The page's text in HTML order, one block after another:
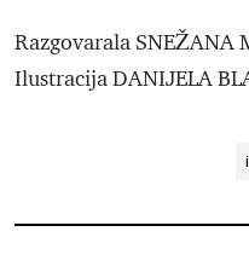
Razgovarala SNEŽANA
Ilustracija DANIJELA